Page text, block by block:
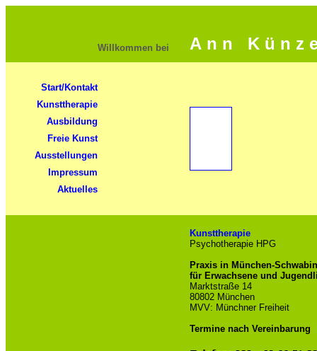
Willkommen bei A n n K ü n z
Start/Kontakt
Kunsttherapie
Ausbildung
Freie Kunst
Ausstellungen
Impressum
Aktuelles
Kunsttherapie
Psychotherapie HPG
Praxis in München-
für Erwachsene und
Marktstraße 14
80802 München
MVV: Münchner Freiheit
Termine nach Vereinbarung